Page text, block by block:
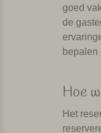
goed
de
bepalen
Hoe
Het